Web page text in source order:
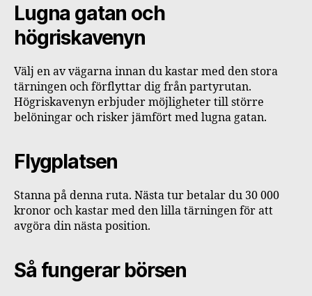
Lugna gatan och
högriskavenyn
Välj en av vägarna innan du kastar med den stora
tärningen och förflyttar dig från partyrutan.
Högriskavenyn erbjuder möjligheter till större
belöningar och risker jämfört med lugna gatan.
Flygplatsen
Stanna på denna ruta. Nästa tur betalar du 30 000
kronor och kastar med den lilla tärningen för att
avgöra din nästa position.
Så fungerar börsen